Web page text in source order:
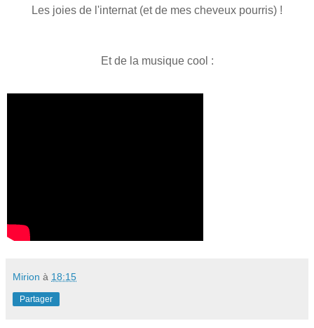
Les joies de l'internat (et de mes cheveux pourris) !
Et de la musique cool :
Mirion à 18:15
Partager